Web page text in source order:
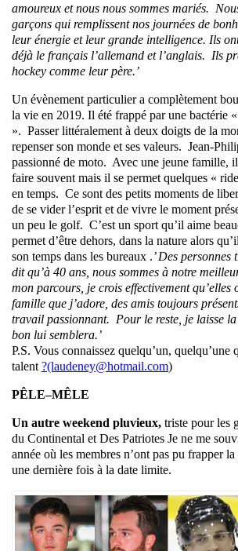
amoureux et nous nous sommes mariés.
garçons qui remplissent nos journées de
leur énergie et leur grande intelligence. Ils
déjà le français l’allemand et l’anglais. Ils
hockey comme leur père.’
Un évènement particulier a complètement
la vie en 2019. Il été frappé par une bactérie
». Passer littéralement à deux doigts de la
repenser son monde et ses valeurs. Jean-
passionné de moto. Avec une jeune famille,
faire souvent mais il se permet quelques «
en temps. Ce sont des petits moments de
de se vider l’esprit et de vivre le moment
un peu le golf. C’est un sport qu’il aime
permet d’être dehors, dans la nature alors
son temps dans les bureaux .’ Des personnes
dit qu’à 40 ans, nous sommes à notre
mon parcours, je crois effectivement
famille que j’adore, des amis toujours
travail passionnant. Pour le reste, je laisse
bon lui semblera.’
P.S. Vous connaissez quelqu’un,
talent ?(laudeney@hotmail.com)
PÊLE–MÊLE
Un autre weekend pluvieux, triste pour les
du Continental et Des Patriotes Je ne me
année où les membres n’ont pas pu frapper
une dernière fois à la date limite.